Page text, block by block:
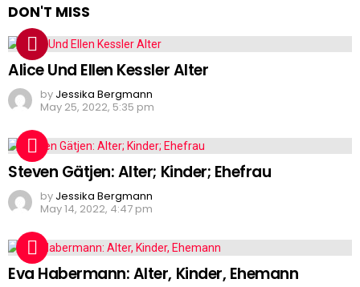
DON'T MISS
Alice Und Ellen Kessler Alter
by Jessika Bergmann
May 25, 2022, 5:35 pm
Steven Gätjen: Alter; Kinder; Ehefrau
by Jessika Bergmann
May 14, 2022, 4:47 pm
Eva Habermann: Alter, Kinder, Ehemann